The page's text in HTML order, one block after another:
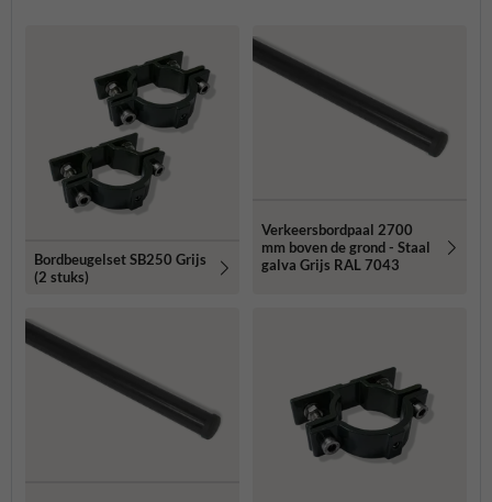
Bordbeugelset SB250 Grijs
(2 stuks)
Verkeersbordpaal 2700
mm boven de grond - Staal
galva Grijs RAL 7043